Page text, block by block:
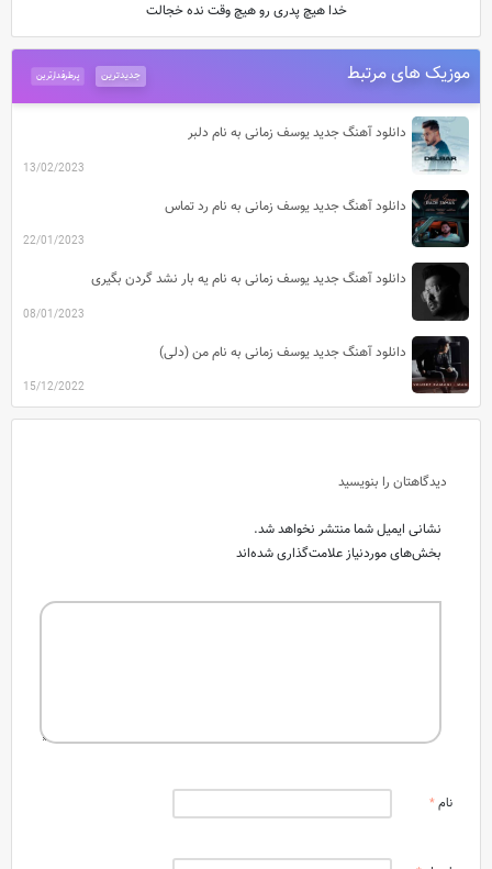
خدا هیچ پدری رو هیچ وقت نده خجالت
موزیک های مرتبط پرطرفدارترین جدیدترین
دانلود آهنگ جدید یوسف زمانی به نام دلبر
13/02/2023
دانلود آهنگ جدید یوسف زمانی به نام رد تماس
22/01/2023
دانلود آهنگ جدید یوسف زمانی به نام یه بار نشد گردن بگیری
08/01/2023
دانلود آهنگ جدید یوسف زمانی به نام من (دلی)
15/12/2022
دیدگاهتان را بنویسید
نشانی ایمیل شما منتشر نخواهد شد.
بخش‌های موردنیاز علامت‌گذاری شده‌اند
نام*